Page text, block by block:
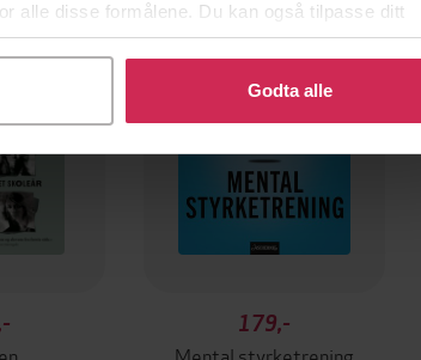
alle disse formålene. Du kan også tilpasse ditt
som helst trekke tilbake eller endre ditt
Godta alle
179,-
Mental styrketrening